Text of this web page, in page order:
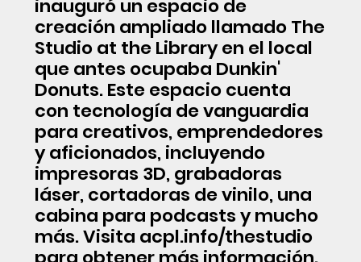
inauguró un espacio de
creación ampliado llamado The
Studio at the Library en el local
que antes ocupaba Dunkin'
Donuts. Este espacio cuenta
con tecnología de vanguardia
para creativos, emprendedores
y aficionados, incluyendo
impresoras 3D, grabadoras
láser, cortadoras de vinilo, una
cabina para podcasts y mucho
más. Visita acpl.info/thestudio